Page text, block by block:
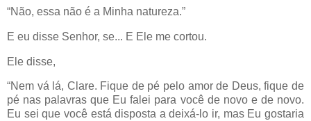
“Não, essa não é a Minha natureza.”
E eu disse Senhor, se... E Ele me cortou.
Ele disse,
“Nem vá lá, Clare. Fique de pé pelo amor de Deus, fique de
pé nas palavras que Eu falei para você de novo e de novo.
Eu sei que você está disposta a deixá-lo ir, mas Eu gostaria